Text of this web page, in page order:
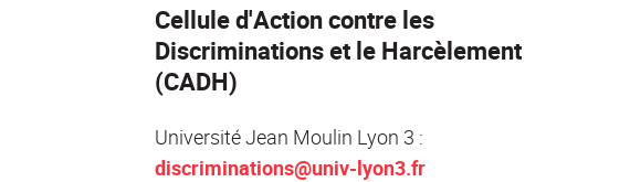
Cellule d'Action contre les
Discriminations et le Harcèlement
(CADH)
Université Jean Moulin Lyon 3 :
discriminations@univ-lyon3.fr